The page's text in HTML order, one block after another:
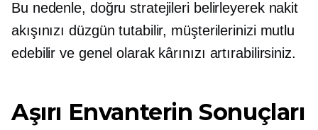
Bu nedenle, doğru stratejileri belirleyerek nakit
akışınızı düzgün tutabilir, müşterilerinizi mutlu
edebilir ve genel olarak kârınızı artırabilirsiniz.
Aşırı Envanterin Sonuçları